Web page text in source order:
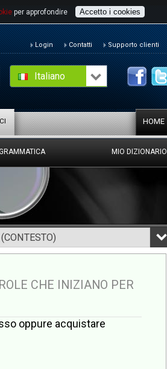
per approfondire Accetto i cookies
Italiano
Login Contatti Supporto clienti
HOME
MIO DIZIONARIO
CHE INIZIANO PER
oppure acquistare